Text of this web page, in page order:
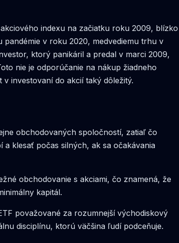
indexu na začiatku roku 2009, blízko
v roku 2020, medvediemu trhu v
ktorý panikáril a predal v marci 2009,
nie je odporúčanie na nákup žiadneho
investovaní do akcií taký dôležitý.
obchodovaných spoločností, zatiaľ čo
klesať počas silných, ak sa očakávania
obchodovanie s akciami, čo znamená, že
kapitál.
považované za rozumnejší východiskový
disciplínu, ktorú väčšina ľudí podceňuje.